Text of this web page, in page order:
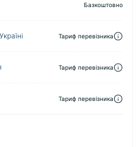
Базкоштовно
Тариф перевізника
Тариф перевізника
Тариф перевізника